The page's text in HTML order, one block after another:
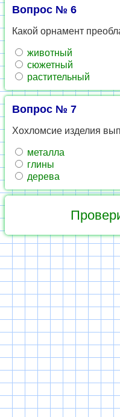
Вопрос № 6
Какой орнамент
животный
сюжетный
растительный
Вопрос № 7
Хохломсие изделия
металла
глины
дерева